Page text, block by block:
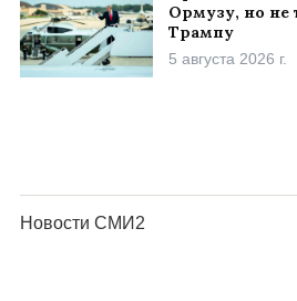
Ормузу, но не
Трампу
5 августа 2026 г.